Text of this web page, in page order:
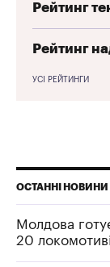
Рейтинг
Рейтинг
УСІ РЕЙТИНГИ
ОСТАННІ НОВИНИ
Молдова
20